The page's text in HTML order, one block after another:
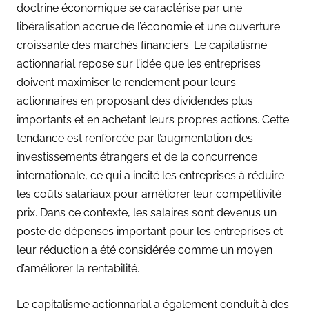
doctrine économique se caractérise par une
libéralisation accrue de l’économie et une ouverture
croissante des marchés financiers. Le capitalisme
actionnarial repose sur l’idée que les entreprises
doivent maximiser le rendement pour leurs
actionnaires en proposant des dividendes plus
importants et en achetant leurs propres actions. Cette
tendance est renforcée par l’augmentation des
investissements étrangers et de la concurrence
internationale, ce qui a incité les entreprises à réduire
les coûts salariaux pour améliorer leur compétitivité
prix. Dans ce contexte, les salaires sont devenus un
poste de dépenses important pour les entreprises et
leur réduction a été considérée comme un moyen
d’améliorer la rentabilité.
Le capitalisme actionnarial a également conduit à des